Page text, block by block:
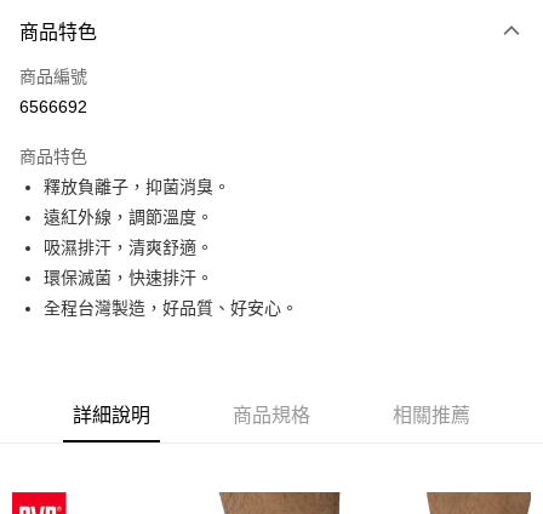
信用卡一次付款
超商取貨付款
Apple Pay
街口支付
悠遊付
ATM付款
全家取貨付款
每筆NT$65，滿NT$399(含以上)免運費
7-11取貨付款
商品特色
商品編號
6566692
商品特色
釋放負離子，抑菌消臭。
遠紅外線，調節溫度。
吸濕排汗，清爽舒適。
環保滅菌，快速排汗。
全程台灣製造，好品質、好安心。
詳細說明 商品規格 相關推薦